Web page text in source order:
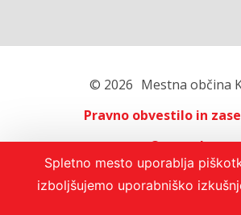
© 2026 Mestna občina
Pravno obvestilo in
O portalu
Oglaševanje
Spletno mesto uporablja
izboljšujemo uporabniško